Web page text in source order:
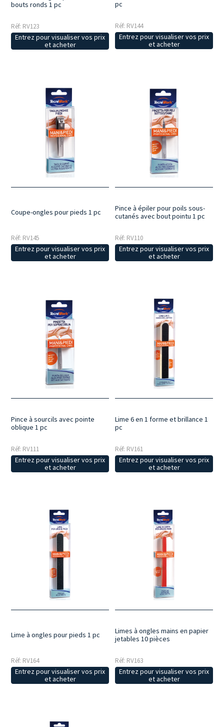
bouts ronds 1 pc
Réf: RV123
Entrez pour visualiser vos prix
et acheter
pc
Réf: RV144
Entrez pour visualiser vos prix
et acheter
Coupe-ongles pour pieds 1 pc
Réf: RV145
Entrez pour visualiser vos prix
et acheter
Pince à épiler pour poils sous-
cutanés avec bout pointu 1 pc
Réf: RV110
Entrez pour visualiser vos prix
et acheter
Pince à sourcils avec pointe
oblique 1 pc
Réf: RV111
Entrez pour visualiser vos prix
et acheter
Lime 6 en 1 forme et brillance 1
pc
Réf: RV161
Entrez pour visualiser vos prix
et acheter
Lime à ongles pour pieds 1 pc
Réf: RV164
Entrez pour visualiser vos prix
et acheter
Limes à ongles mains en papier
jetables 10 pièces
Réf: RV163
Entrez pour visualiser vos prix
et acheter